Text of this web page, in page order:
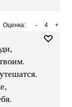
Оценка: +
4
-